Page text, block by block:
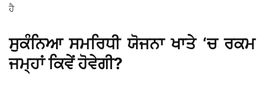
ਹੈ
ਸੁਕੰਨਿਆ ਸਮਰਿਧੀ ਯੋਜਨਾ ਖਾਤੇ ‘ਚ ਰਕਮ
ਜਮ੍ਹਾਂ ਕਿਵੇਂ ਹੋਵੇਗੀ?